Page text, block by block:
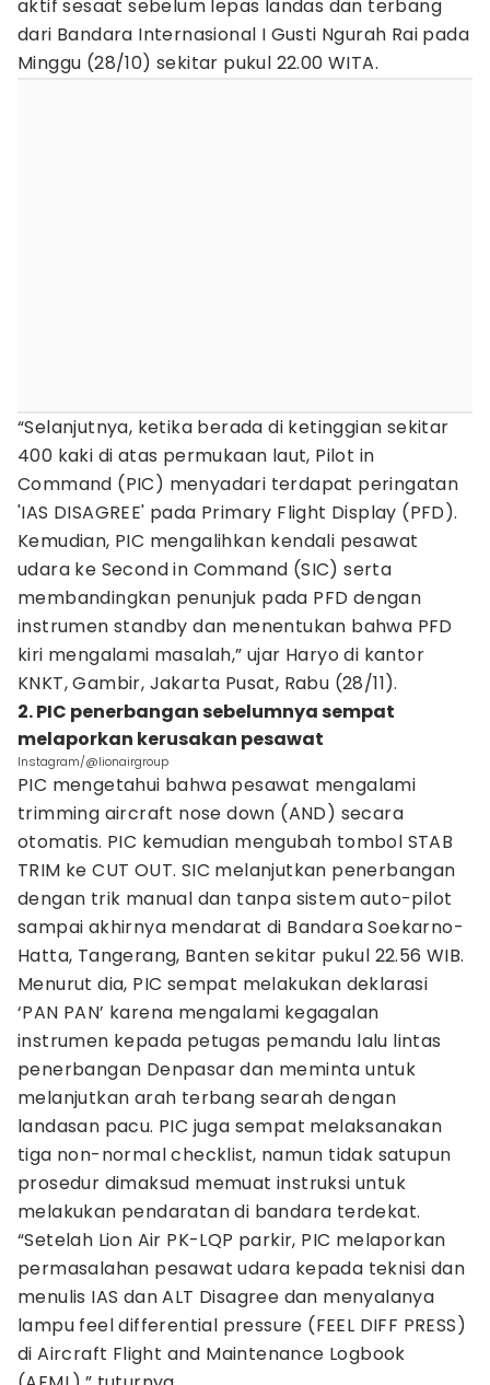
aktif sesaat sebelum lepas landas dan terbang
dari Bandara Internasional I Gusti Ngurah Rai pada
Minggu (28/10) sekitar pukul 22.00 WITA.
“Selanjutnya, ketika berada di ketinggian sekitar
400 kaki di atas permukaan laut, Pilot in
Command (PIC) menyadari terdapat peringatan
'IAS DISAGREE' pada Primary Flight Display (PFD).
Kemudian, PIC mengalihkan kendali pesawat
udara ke Second in Command (SIC) serta
membandingkan penunjuk pada PFD dengan
instrumen standby dan menentukan bahwa PFD
kiri mengalami masalah,” ujar Haryo di kantor
KNKT, Gambir, Jakarta Pusat, Rabu (28/11).
2. PIC penerbangan sebelumnya sempat
melaporkan kerusakan pesawat
Instagram/@lionairgroup
PIC mengetahui bahwa pesawat mengalami
trimming aircraft nose down (AND) secara
otomatis. PIC kemudian mengubah tombol STAB
TRIM ke CUT OUT. SIC melanjutkan penerbangan
dengan trik manual dan tanpa sistem auto-pilot
sampai akhirnya mendarat di Bandara Soekarno-
Hatta, Tangerang, Banten sekitar pukul 22.56 WIB.
Menurut dia, PIC sempat melakukan deklarasi
‘PAN PAN’ karena mengalami kegagalan
instrumen kepada petugas pemandu lalu lintas
penerbangan Denpasar dan meminta untuk
melanjutkan arah terbang searah dengan
landasan pacu. PIC juga sempat melaksanakan
tiga non-normal checklist, namun tidak satupun
prosedur dimaksud memuat instruksi untuk
melakukan pendaratan di bandara terdekat.
“Setelah Lion Air PK-LQP parkir, PIC melaporkan
permasalahan pesawat udara kepada teknisi dan
menulis IAS dan ALT Disagree dan menyalanya
lampu feel differential pressure (FEEL DIFF PRESS)
di Aircraft Flight and Maintenance Logbook